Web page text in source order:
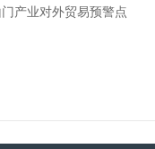
产业对外贸易预警点